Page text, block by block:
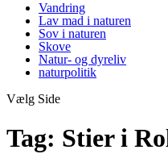
Vandring
Lav mad i naturen
Sov i naturen
Skove
Natur- og dyreliv
naturpolitik
Vælg Side
Tag: Stier i